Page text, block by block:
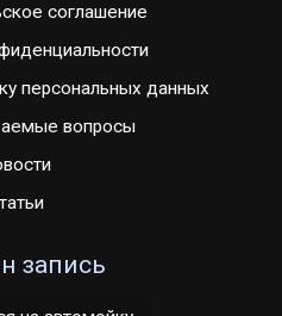
соглашение
персональных данных
вопросы
запись